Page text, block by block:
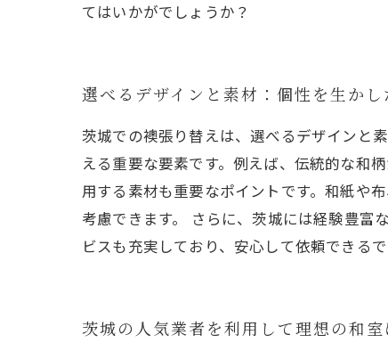
てはいかがでしょうか？
選べるデザインと素材：個性を生か
茨城での襖張り替えは、選べるデザインと
える重要な要素です。例えば、伝統的な和
用する素材も重要なポイントです。和紙や
考慮できます。 さらに、茨城には経験豊富
ビスも充実しており、安心して依頼できる
茨城の人気業者を利用して理想の和室